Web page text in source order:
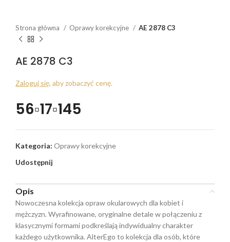
Strona główna Oprawy korekcyjne AE 2878 C3
AE 2878 C3
Zaloguj się, aby zobaczyć cenę.
56▫17▫145
Kategoria: Oprawy korekcyjne
Udostępnij
Opis
Nowoczesna kolekcja opraw okularowych dla kobiet i
mężczyzn. Wyrafinowane, oryginalne detale w połączeniu z
klasycznymi formami podkreślają indywidualny charakter
każdego użytkownika. AlterEgo to kolekcja dla osób, które